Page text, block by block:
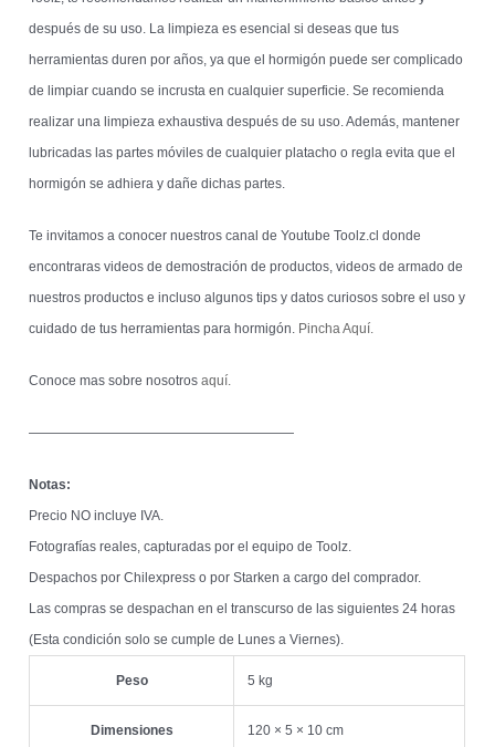
después de su uso. La limpieza es esencial si deseas que tus
herramientas duren por años, ya que el hormigón puede ser complicado
de limpiar cuando se incrusta en cualquier superficie. Se recomienda
realizar una limpieza exhaustiva después de su uso. Además, mantener
lubricadas las partes móviles de cualquier platacho o regla evita que el
hormigón se adhiera y dañe dichas partes.
Te invitamos a conocer nuestros canal de Youtube Toolz.cl donde
encontraras videos de demostración de productos, videos de armado de
nuestros productos e incluso algunos tips y datos curiosos sobre el uso y
cuidado de tus herramientas para hormigón. Pincha Aquí.
Conoce mas sobre nosotrosaquí.
————————————————————
Notas:
Precio NO incluye IVA.
Fotografías reales, capturadas por el equipo de Toolz.
Despachos por Chilexpress o por Starken a cargo del comprador.
Las compras se despachan en el transcurso de las siguientes 24 horas
(Esta condición solo se cumple de Lunes a Viernes).
Peso 5 kg
Dimensiones 120 × 5 × 10 cm